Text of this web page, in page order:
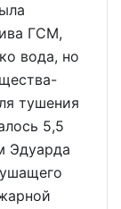
ГСМ,
вода, но
тушения
5,5
Эдуарда